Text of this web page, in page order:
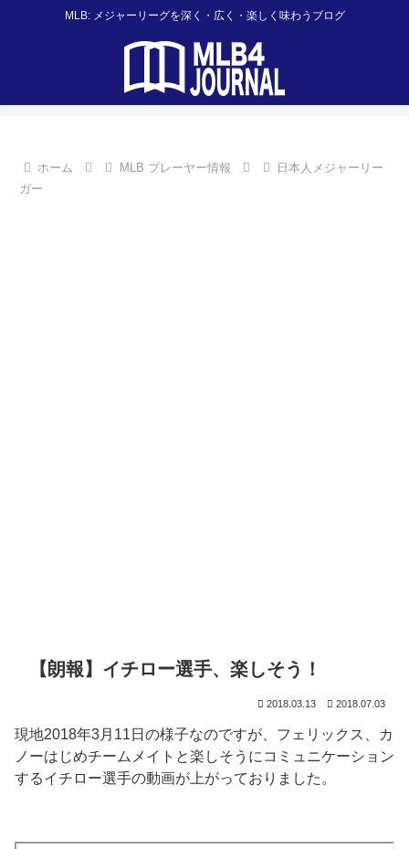
MLB: メジャーリーグを深く・広く・楽しく味わうブログ
ホーム MLB プレーヤー情報
日本人メジャーリー
ガー
【朗報】イチロー選手、楽しそう！
2018.03.13 2018.07.03
現地2018年3月11日の様子なのですが、フェリックス、カ
ノーはじめチームメイトと楽しそうにコミュニケーション
するイチロー選手の動画が上がっておりました。